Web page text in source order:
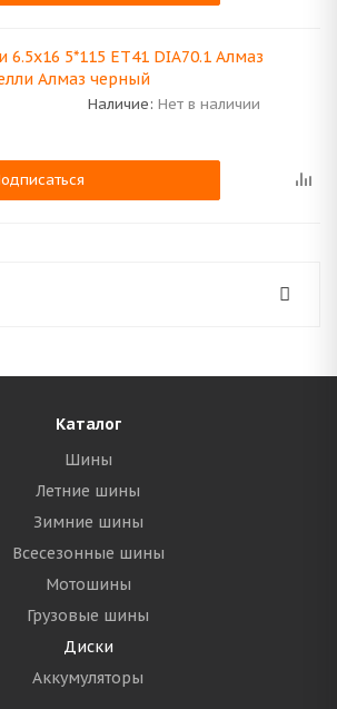
5*115 ET41 DIA70.1 Алмаз
Алмаз черный
Наличие: Нет в наличии
Каталог
Шины
Летние шины
Зимние шины
Всесезонные шины
Мотошины
Грузовые шины
Диски
Аккумуляторы